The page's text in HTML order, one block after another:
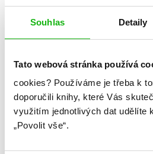
Souhlas Detaily
Tato webová stránka používá
cookies? Používáme je třeba k
doporučili knihy, které Vás
využitím jednotlivých dat udělíte
„Povolit vše“.
Datum vydání
Hmotnost
Jazyk
Řady